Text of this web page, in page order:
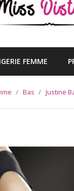
FEMME
Bas Justine